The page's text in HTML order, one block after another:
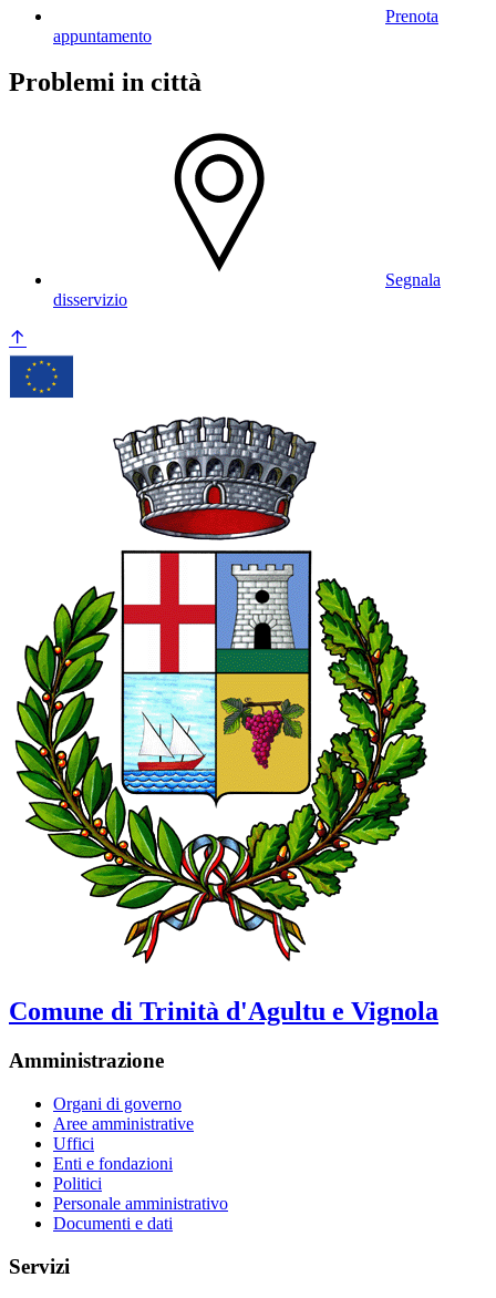
Prenota
appuntamento
Problemi in città
Segnala
disservizio
Comune di Trinità d'Agultu e Vignola
Amministrazione
Organi di governo
Aree amministrative
Uffici
Enti e fondazioni
Politici
Personale amministrativo
Documenti e dati
Servizi